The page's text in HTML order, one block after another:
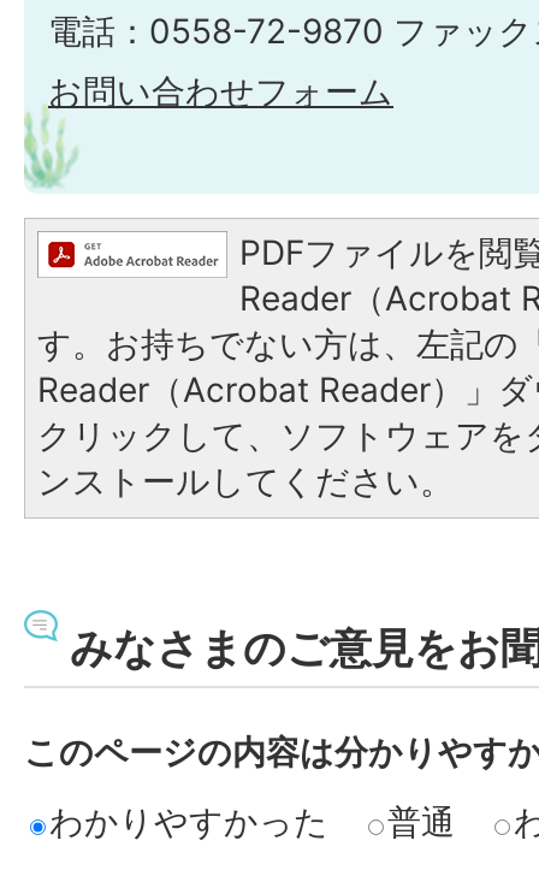
電話：0558-72-9870 ファッ
お問い合わせフォーム
PDFファイルを閲
Reader（Acrobat
す。お持ちでない方は、左記の
Reader（Acrobat Reader）」
クリックして、ソフトウェア
ンストールしてください。
みなさまのご意見をお
このページの内容は分かりやす
わかりやすかった
普通